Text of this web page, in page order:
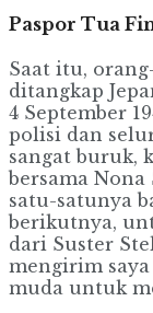
Paspor Tua
Saat itu,
ditangkap
4 September
polisi dan
sangat buruk,
bersama
satu-satunya
berikutnya,
dari Suster
mengirim
muda untuk